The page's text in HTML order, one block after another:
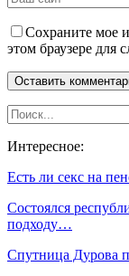
Сохраните мое
этом браузере для
Интересное:
Есть ли секс на
Состоялся
подходу…
Спутница Дурова